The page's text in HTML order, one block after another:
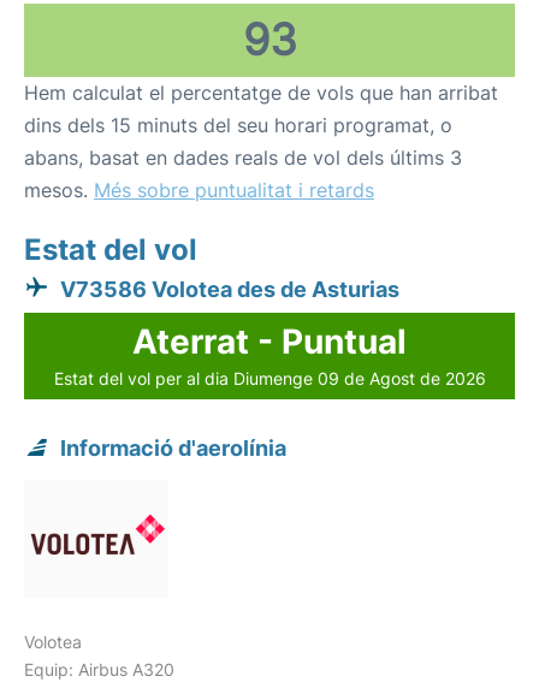
93
Hem calculat el percentatge de vols que han arribat
dins dels 15 minuts del seu horari programat, o
abans, basat en dades reals de vol dels últims 3
mesos. Més sobre puntualitat i retards
Estat del vol
V73586 Volotea des de Asturias
Aterrat - Puntual
Estat del vol per al dia Diumenge 09 de Agost de 2026
Informació d'aerolínia
Volotea
Equip: Airbus A320